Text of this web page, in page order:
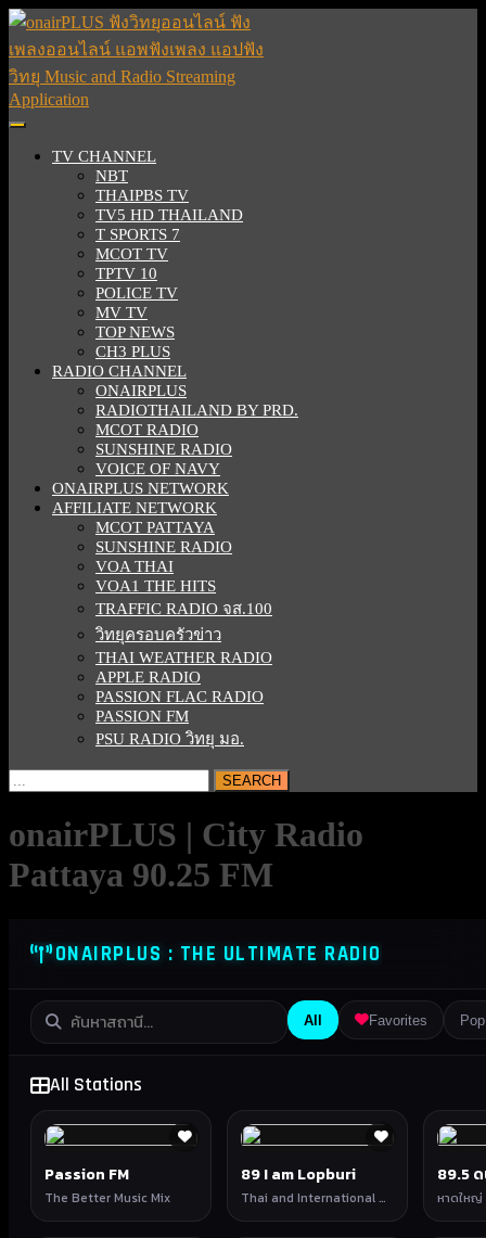
Skip
content
Skip
to
content
Open
ButtonTV CHANNEL
NBT
THAIPBS TV
TV5 HD THAILAND
T SPORTS 7
MCOT TV
TPTV 10
POLICE TV
MV TV
TOP NEWS
CH3 PLUS
RADIO CHANNEL
ONAIRPLUS
RADIOTHAILAND BY PRD.
MCOT RADIO
SUNSHINE RADIO
VOICE OF NAVY
ONAIRPLUS NETWORK
AFFILIATE NETWORK
MCOT PATTAYA
SUNSHINE RADIO
VOA THAI
VOA1 THE HITS
TRAFFIC RADIO จส.100
วิทยุครอบครัวข่าว
THAI WEATHER RADIO
APPLE RADIO
PASSION FLAC RADIO
PASSION FM
PSU RADIO วิทยุ มอ.
BUTTON
for:
onairPLUS | City Radio
Pattaya 90.25 FM